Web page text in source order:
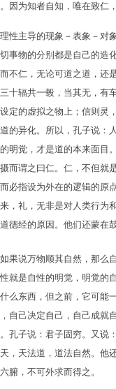
因为知者自知，唯在致仁
性主导的现象－表象－对
事物的分别都是自己的
不仁，无论可道之道，
十辐共一毂，当其无，
定的虚拟之物上；信则
的异化。所以，孔子说
明觉，才是道的本来面
而谓之曰仁。仁，不但
必指设为外在的逻辑的
，礼，无非是对人类行
德经的原因。他们还蒙在
果说万物顺其自然，那么
就是自性的明觉，明觉
么东西，但之前，它可
自己决定自己，自己成
孔子说：君子固穷。又
，天法道，道法自然。
腑，不可外求而得之。